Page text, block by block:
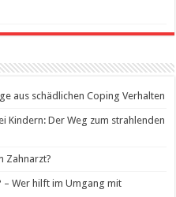
aus schädlichen Coping Verhalten
Kindern: Der Weg zum strahlenden
Zahnarzt?
– Wer hilft im Umgang mit